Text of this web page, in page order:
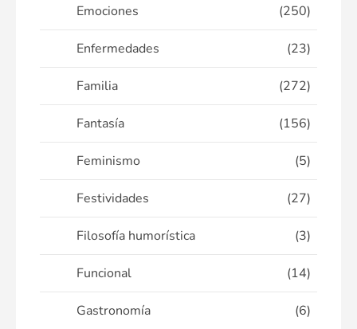
Emociones (250)
Enfermedades (23)
Familia (272)
Fantasía (156)
Feminismo (5)
Festividades (27)
Filosofía humorística (3)
Funcional (14)
Gastronomía (6)